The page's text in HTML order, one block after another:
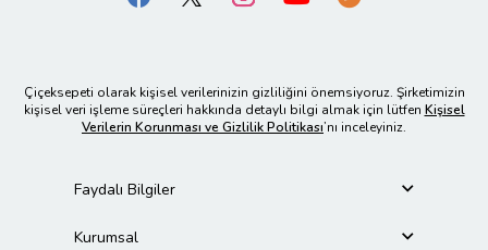
Çiçeksepeti olarak kişisel verilerinizin gizliliğini önemsiyoruz. Şirketimizin
kişisel veri işleme süreçleri hakkında detaylı bilgi almak için lütfen Kişisel
Verilerin Korunması ve Gizlilik Politikası’nı inceleyiniz.
Faydalı Bilgiler
Kurumsal